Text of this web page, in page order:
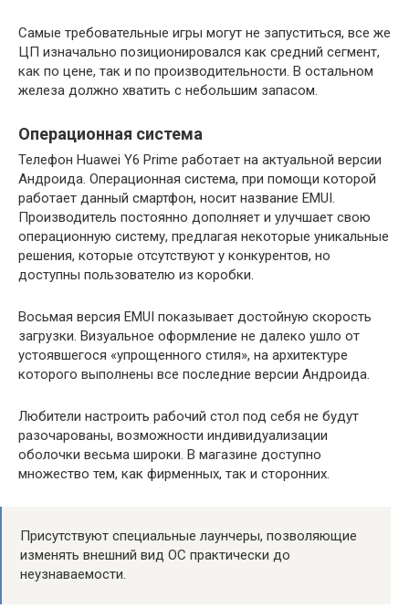
Самые требовательные игры могут не запуститься, все же
ЦП изначально позиционировался как средний сегмент,
как по цене, так и по производительности. В остальном
железа должно хватить с небольшим запасом.
Операционная система
Телефон Huawei Y6 Prime работает на актуальной версии
Андроида. Операционная система, при помощи которой
работает данный смартфон, носит название EMUI.
Производитель постоянно дополняет и улучшает свою
операционную систему, предлагая некоторые уникальные
решения, которые отсутствуют у конкурентов, но
доступны пользователю из коробки.
Восьмая версия EMUI показывает достойную скорость
загрузки. Визуальное оформление не далеко ушло от
устоявшегося «упрощенного стиля», на архитектуре
которого выполнены все последние версии Андроида.
Любители настроить рабочий стол под себя не будут
разочарованы, возможности индивидуализации
оболочки весьма широки. В магазине доступно
множество тем, как фирменных, так и сторонних.
Присутствуют специальные лаунчеры, позволяющие
изменять внешний вид ОС практически до
неузнаваемости.